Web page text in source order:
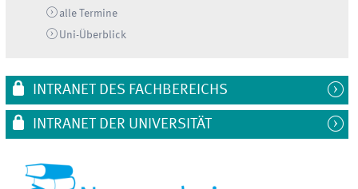
alle Termine
Uni-Überblick
INTRANET DES FACHBEREICHS
INTRANET DER UNIVERSITÄT